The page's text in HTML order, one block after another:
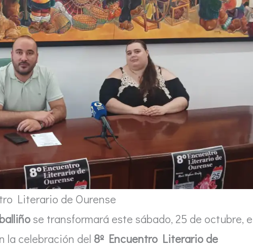
Literario de Ourense
se transformará este sábado, 25 de octubre,
la celebración del 8º Encuentro Literario de